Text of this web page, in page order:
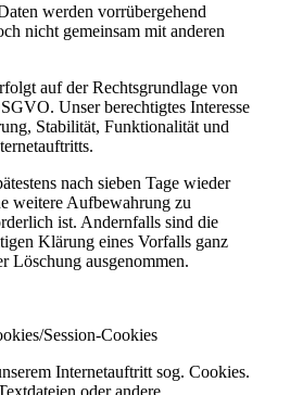
werden vorrübergehend
nicht gemeinsam mit anderen
auf der Rechtsgrundlage von
Unser berechtigtes Interesse
Stabilität, Funktionalität und
nach sieben Tage wieder
weitere Aufbewahrung zu
ist. Andernfalls sind die
Klärung eines Vorfalls ganz
Löschung ausgenommen.
Session-Cookies
Internetauftritt sog. Cookies.
oder andere